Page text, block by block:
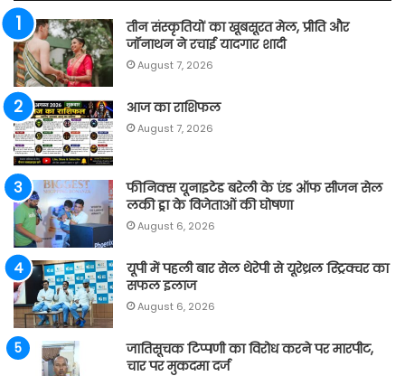
तीन संस्कृतियों का खूबसूरत मेल, प्रीति और
जॉनाथन ने रचाई यादगार शादी
August 7, 2026
आज का राशिफल
August 7, 2026
फीनिक्स यूनाइटेड बरेली के एंड ऑफ सीजन सेल
लकी ड्रा के विजेताओं की घोषणा
August 6, 2026
यूपी में पहली बार सेल थेरेपी से यूरेथ्रल स्ट्रिक्चर का
सफल इलाज
August 6, 2026
जातिसूचक टिप्पणी का विरोध करने पर मारपीट,
चार पर मुकदमा दर्ज